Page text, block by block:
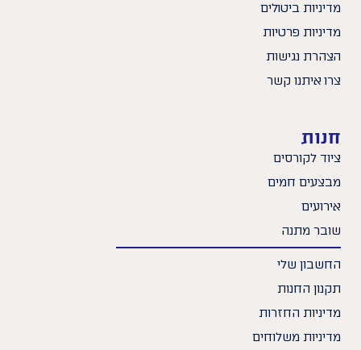
מדיניות ביטולים
מדיניות פרטיות
הצהרת נגישות
צרו איתנו קשר
חנות
ציוד לקורסים
מבצעים חמים
אירועים
שובר מתנה
החשבון שלי
תקנון החנות
מדיניות החזרות
מדיניות משלוחים